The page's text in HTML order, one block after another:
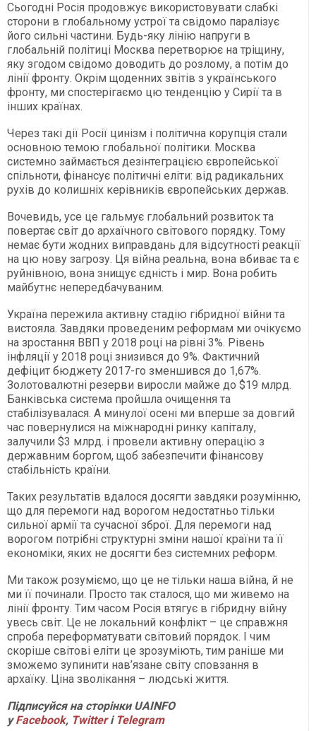
Сьогодні Росія продовжує використовувати слабкі
сторони в глобальному устрої та свідомо паралізує
його сильні частини. Будь-яку лінію напруги в
глобальній політиці Москва перетворює на тріщину,
яку згодом свідомо доводить до розлому, а потім до
лінії фронту. Окрім щоденних звітів з українського
фронту, ми спостерігаємо цю тенденцію у Сирії та в
інших країнах.
Через такі дії Росії цинізм і політична корупція стали
основною темою глобальної політики. Москва
системно займається дезінтеграцією європейської
спільноти, фінансує політичні еліти: від радикальних
рухів до колишніх керівників європейських держав.
Вочевидь, усе це гальмує глобальний розвиток та
повертає світ до архаїчного світового порядку. Тому
немає бути жодних виправдань для відсутності реакції
на цю нову загрозу. Ця війна реальна, вона вбиває та є
руйнівною, вона знищує єдність і мир. Вона робить
майбутнє непередбачуваним.
Україна пережила активну стадію гібридної війни та
вистояла. Завдяки проведеним реформам ми очікуємо
на зростання ВВП у 2018 році на рівні 3%. Рівень
інфляції у 2018 році знизився до 9%. Фактичний
дефіцит бюджету 2017-го зменшився до 1,67%.
Золотовалютні резерви виросли майже до $19 млрд.
Банківська система пройшла очищення та
стабілізувалася. А минулої осені ми вперше за довгий
час повернулися на міжнародні ринку капіталу,
залучили $3 млрд. і провели активну операцію з
державним боргом, щоб забезпечити фінансову
стабільність країни.
Таких результатів вдалося досягти завдяки розумінню,
що для перемоги над ворогом недостатньо тільки
сильної армії та сучасної зброї. Для перемоги над
ворогом потрібні структурні зміни нашої країни та її
економіки, яких не досягти без системних реформ.
Ми також розуміємо, що це не тільки наша війна, й не
ми її починали. Просто так сталося, що ми живемо на
лінії фронту. Тим часом Росія втягує в гібридну війну
увесь світ. Це не локальний конфлікт – це справжня
спроба переформатувати світовий порядок. І чим
скоріше світові еліти це зрозуміють, тим раніше ми
зможемо зупинити нав’язане світу сповзання в
архаїку. Ціна зволікання – людські життя.
Підписуйся на сторінки UAINFO
уFacebook, Twitter і Telegram